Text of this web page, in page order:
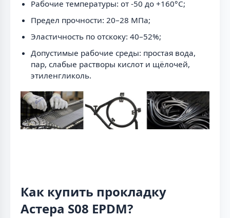
Рабочие температуры: от -50 до +160°C;
Предел прочности: 20–28 МПа;
Эластичность по отскоку: 40–52%;
Допустимые рабочие среды: простая вода,
пар, слабые растворы кислот и щёлочей,
этиленгликоль.
Как купить прокладку
Астера S08 EPDM?